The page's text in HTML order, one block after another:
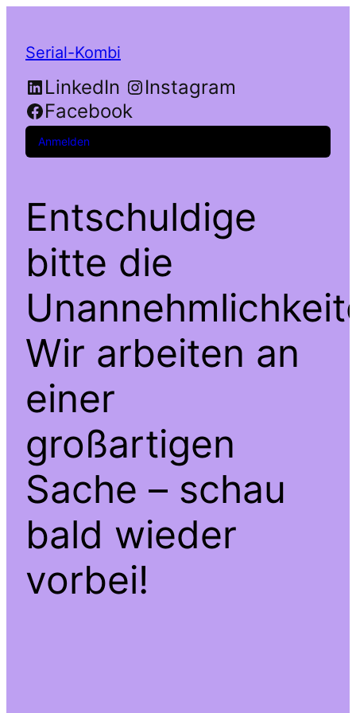
Serial-Kombi
LinkedIn
Instagram
Facebook
Anmelden
Entschuldige
bitte die
Wir arbeiten an
einer
großartigen
Sache – schau
bald wieder
vorbei!